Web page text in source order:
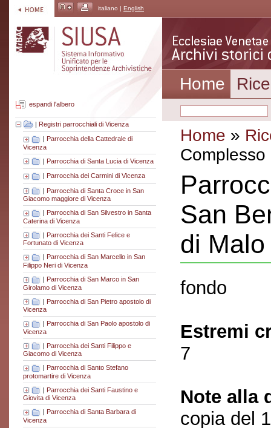
italiano | English
espandi l'albero
| Registri parrocchiali di Vicenza
| Parrocchia della Cattedrale di
Vicenza
| Parrocchia di Santa Lucia di Vicenza
Parrocchia dei Carmini di Vicenza
| Parrocchia di Santa Croce in San
Giacomo maggiore di Vicenza
Parrocchia di San Silvestro in Santa
Caterina di Vicenza
| Parrocchia dei Santi Felice e
Fortunato di Vicenza
Parrocchia di San Marcello in San
Filippo Neri di Vicenza
| Parrocchia di San Marco in San
Girolamo di Vicenza
| Parrocchia di San Pietro apostolo di
Vicenza
| Parrocchia di San Paolo apostolo di
Vicenza
| Parrocchia dei Santi Filippo e
Giacomo di Vicenza
| Parrocchia di Santo Stefano
protomartire di Vicenza
| Parrocchia dei Santi Faustino e
Giovita di Vicenza
Parrocchia di Santa Barbara di
Vicenza
Home
Home »
San
di Malo
fondo
Estremi
7
Note alla
copia del